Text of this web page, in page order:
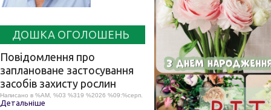
ДОШКА ОГОЛОШЕНЬ
Повідомлення про
заплановане застосування
засобів захисту рослин
Написано в %AM, %03 %319 %2026 %09:%серп.
Детальніше